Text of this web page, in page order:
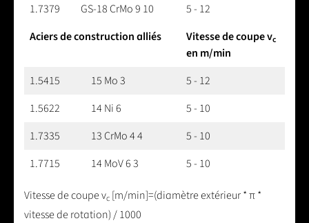
1.7379
GS-18 CrMo 9 10
5 - 12
Aciers de construction alliés
Vitesse de coupe vc
en m/min
1.5415
15 Mo 3
5 - 12
1.5622
14 Ni 6
5 - 10
1.7335
13 CrMo 4 4
5 - 10
1.7715
14 MoV 6 3 5 - 10
Vitesse de coupe vc [m/min]=(diamètre extérieur * π *
vitesse de rotation) / 1000